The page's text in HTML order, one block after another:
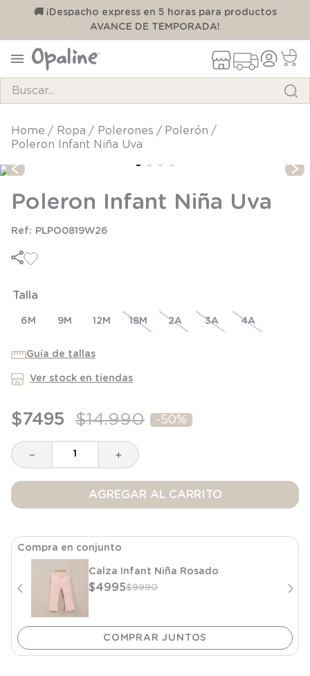
🚚 ¡Despacho express en 5 horas para productos
AVANCE DE TEMPORADA!
ropa polerones
polerón
Poleron Infant Niña Uva
Poleron Infant Niña Uva
PLPO0819W26
Talla
6M 9M 12M 18M 2A 3A 4A
Guía de tallas
Ver stock en tiendas
$7495 $14.990 -50%
＋
－
AGREGAR AL CARRITO
Compra en conjunto
Calza Infant Niña Rosado
$4995$9990
TÉRMINOS MÁS BUSCADOS
3.
zapatillas
4.
body
5.
7.
8.
saco dormir
saco
zapatillas niño